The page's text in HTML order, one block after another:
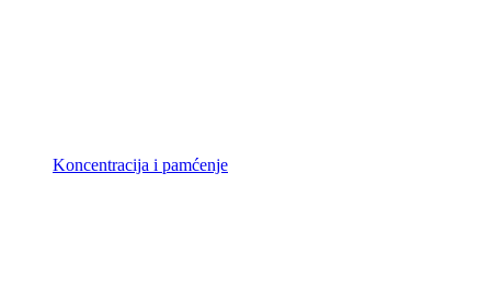
Koncentracija i pamćenje